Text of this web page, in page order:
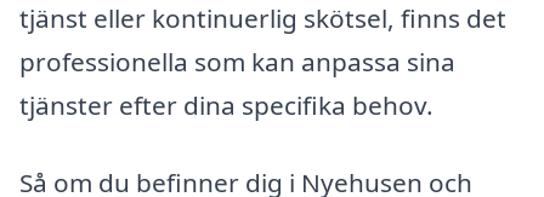
tjänst eller kontinuerlig skötsel, finns det
professionella som kan anpassa sina
tjänster efter dina specifika behov.
Så om du befinner dig i Nyehusen och